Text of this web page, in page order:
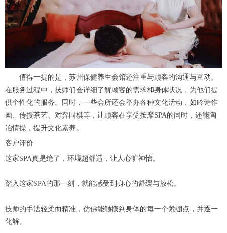
值得一提的是，苏州保健养生会馆还注重与顾客的沟通与互动。
在服务过程中，技师们会详细了解顾客的需求和身体状况，为他们提
供个性化的服务。同时，一些会所还会举办各种文化活动，如吟诗作
画、传授茶艺、对弈围棋等，让顾客在享受按摩SPA的同时，还能陶
冶情操，提升文化素养。
客户评价
这家SPA真是绝了，环境超舒适，让人心旷神怡。
踏入这家SPA的那一刻，就能感受到身心的舒缓与放松。
技师的手法轻柔而精准，仿佛能触摸到身体的每一个紧绷点，并逐一
化解。